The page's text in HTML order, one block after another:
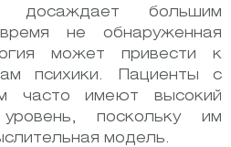
досаждает большим
не обнаруженная
может привести к
психики. Пациенты с
часто имеют высокий
уровень, поскольку им
модель.